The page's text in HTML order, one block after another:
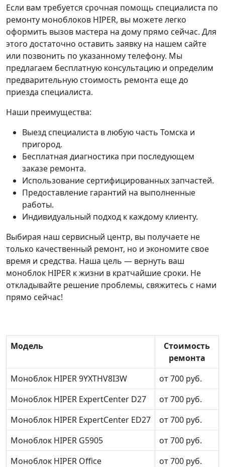
Если вам требуется срочная помощь специалиста по
ремонту моноблоков HIPER, вы можете легко
оформить вызов мастера на дому прямо сейчас. Для
этого достаточно оставить заявку на нашем сайте
или позвонить по указанному телефону. Мы
предлагаем бесплатную консультацию и определим
предварительную стоимость ремонта еще до
приезда специалиста.
Наши преимущества:
Выезд специалиста в любую часть Томска и
пригород.
Бесплатная диагностика при последующем
заказе ремонта.
Использование сертифицированных запчастей.
Предоставление гарантий на выполненные
работы.
Индивидуальный подход к каждому клиенту.
Выбирая наш сервисный центр, вы получаете не
только качественный ремонт, но и экономите свое
время и средства. Наша цель — вернуть ваш
моноблок HIPER к жизни в кратчайшие сроки. Не
откладывайте решение проблемы, свяжитесь с нами
прямо сейчас!
Модель
Стоимость
ремонта
Моноблок HIPER 9YXTHV8I3W
от 700 руб.
Моноблок HIPER ExpertCenter D27
от 700 руб.
Моноблок HIPER ExpertCenter ED27
от 700 руб.
Моноблок HIPER G5905
от 700 руб.
Моноблок HIPER Office
от 700 руб.